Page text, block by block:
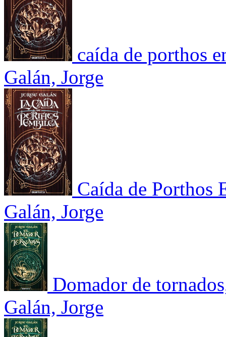
caída de porthos
Galán, Jorge
Caída de Porthos
Galán, Jorge
Domador de
Galán, Jorge